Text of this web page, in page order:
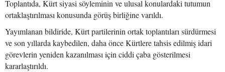
Toplantıda, Kürt siyasi söyleminin ve ulusal konulardaki tutumun
ortaklaştırılması konusunda görüş birliğine varıldı.
Yayımlanan bildiride, Kürt partilerinin ortak toplantıları sürdürmesi
ve son yıllarda kaybedilen, daha önce Kürtlere tahsis edilmiş idari
görevlerin yeniden kazanılması için ciddi çaba gösterilmesi
kararlaştırıldı.